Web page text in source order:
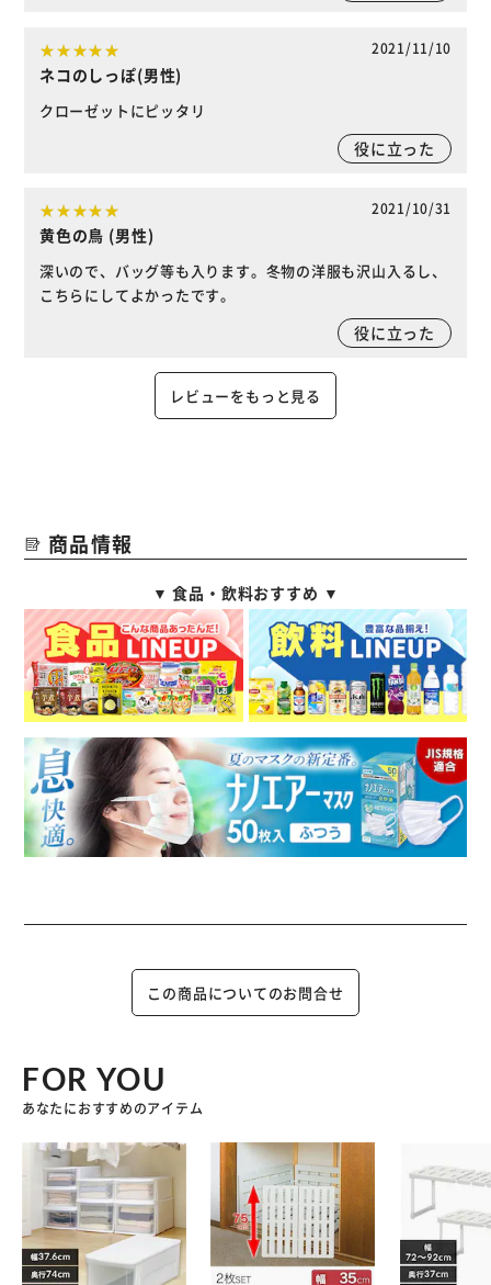
2021/11/10
ネコのしっぽ(男性)
クローゼットにピッタリ
役に立った
2021/10/31
黄色の鳥 (男性)
深いので、バッグ等も入ります。冬物の洋服も沢山入るし、
こちらにしてよかったです。
役に立った
レビューをもっと見る
商品情報
▼ 食品・飲料おすすめ ▼
この商品についてのお問合せ
FOR YOU
あなたにおすすめのアイテム